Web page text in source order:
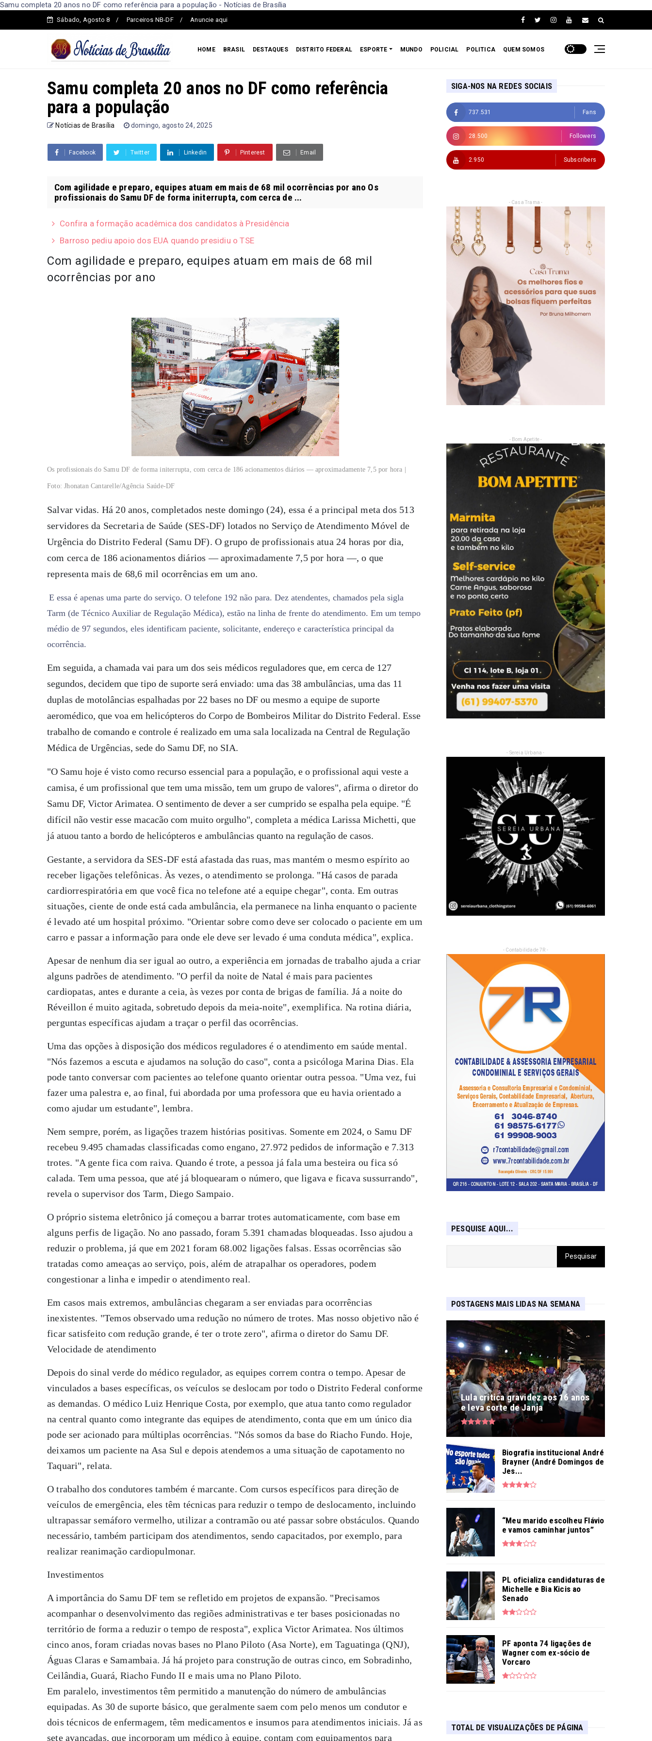
Samu completa 20 anos no DF como referência para a população - Notícias de Brasília
Sábado, Agosto 8 Parceiros NB-DF Anuncie aqui
HOME BRASIL DESTAQUES DISTRITO FEDERAL ESPORTE MUNDO POLICIAL POLITICA QUEM SOMOS
Samu completa 20 anos no DF como referência
para a população
Notícias de Brasília domingo, agosto 24, 2025
Facebook Twitter Linkedin Pinterest Email
Com agilidade e preparo, equipes atuam em mais de 68 mil ocorrências por ano Os
profissionais do Samu DF de forma initerrupta, com cerca de ...
Confira a formação acadêmica dos candidatos à Presidência
Barroso pediu apoio dos EUA quando presidiu o TSE
Com agilidade e preparo, equipes atuam em mais de 68 mil
ocorrências por ano
Os profissionais do Samu DF de forma initerrupta, com cerca de 186 acionamentos diários — aproximadamente 7,5 por hora |
Foto: Jhonatan Cantarelle/Agência Saúde-DF
Salvar vidas. Há 20 anos, completados neste domingo (24), essa é a principal meta dos 513
servidores da Secretaria de Saúde (SES-DF) lotados no Serviço de Atendimento Móvel de
Urgência do Distrito Federal (Samu DF). O grupo de profissionais atua 24 horas por dia,
com cerca de 186 acionamentos diários — aproximadamente 7,5 por hora —, o que
representa mais de 68,6 mil ocorrências em um ano.
E essa é apenas uma parte do serviço. O telefone 192 não para. Dez atendentes, chamados pela sigla
Tarm (de Técnico Auxiliar de Regulação Médica), estão na linha de frente do atendimento. Em um tempo
médio de 97 segundos, eles identificam paciente, solicitante, endereço e característica principal da
ocorrência.
Em seguida, a chamada vai para um dos seis médicos reguladores que, em cerca de 127
segundos, decidem que tipo de suporte será enviado: uma das 38 ambulâncias, uma das 11
duplas de motolâncias espalhadas por 22 bases no DF ou mesmo a equipe de suporte
aeromédico, que voa em helicópteros do Corpo de Bombeiros Militar do Distrito Federal. Esse
trabalho de comando e controle é realizado em uma sala localizada na Central de Regulação
Médica de Urgências, sede do Samu DF, no SIA.
"O Samu hoje é visto como recurso essencial para a população, e o profissional aqui veste a
camisa, é um profissional que tem uma missão, tem um grupo de valores", afirma o diretor do
Samu DF, Victor Arimatea. O sentimento de dever a ser cumprido se espalha pela equipe. "É
difícil não vestir esse macacão com muito orgulho", completa a médica Larissa Michetti, que
já atuou tanto a bordo de helicópteros e ambulâncias quanto na regulação de casos.
Gestante, a servidora da SES-DF está afastada das ruas, mas mantém o mesmo espírito ao
receber ligações telefônicas. Às vezes, o atendimento se prolonga. "Há casos de parada
cardiorrespiratória em que você fica no telefone até a equipe chegar", conta. Em outras
situações, ciente de onde está cada ambulância, ela permanece na linha enquanto o paciente
é levado até um hospital próximo. "Orientar sobre como deve ser colocado o paciente em um
carro e passar a informação para onde ele deve ser levado é uma conduta médica", explica.
Apesar de nenhum dia ser igual ao outro, a experiência em jornadas de trabalho ajuda a criar
alguns padrões de atendimento. "O perfil da noite de Natal é mais para pacientes
cardiopatas, antes e durante a ceia, às vezes por conta de brigas de família. Já a noite do
Réveillon é muito agitada, sobretudo depois da meia-noite", exemplifica. Na rotina diária,
perguntas específicas ajudam a traçar o perfil das ocorrências.
Uma das opções à disposição dos médicos reguladores é o atendimento em saúde mental.
"Nós fazemos a escuta e ajudamos na solução do caso", conta a psicóloga Marina Dias. Ela
pode tanto conversar com pacientes ao telefone quanto orientar outra pessoa. "Uma vez, fui
fazer uma palestra e, ao final, fui abordada por uma professora que eu havia orientado a
como ajudar um estudante", lembra.
Nem sempre, porém, as ligações trazem histórias positivas. Somente em 2024, o Samu DF
recebeu 9.495 chamadas classificadas como engano, 27.972 pedidos de informação e 7.313
trotes. "A gente fica com raiva. Quando é trote, a pessoa já fala uma besteira ou fica só
calada. Tem uma pessoa, que até já bloquearam o número, que ligava e ficava sussurrando",
revela o supervisor dos Tarm, Diego Sampaio.
O próprio sistema eletrônico já começou a barrar trotes automaticamente, com base em
alguns perfis de ligação. No ano passado, foram 5.391 chamadas bloqueadas. Isso ajudou a
reduzir o problema, já que em 2021 foram 68.002 ligações falsas. Essas ocorrências são
tratadas como ameaças ao serviço, pois, além de atrapalhar os operadores, podem
congestionar a linha e impedir o atendimento real.
Em casos mais extremos, ambulâncias chegaram a ser enviadas para ocorrências
inexistentes. "Temos observado uma redução no número de trotes. Mas nosso objetivo não é
ficar satisfeito com redução grande, é ter o trote zero", afirma o diretor do Samu DF.
Velocidade de atendimento
Depois do sinal verde do médico regulador, as equipes correm contra o tempo. Apesar de
vinculados a bases específicas, os veículos se deslocam por todo o Distrito Federal conforme
as demandas. O médico Luiz Henrique Costa, por exemplo, que atua tanto como regulador
na central quanto como integrante das equipes de atendimento, conta que em um único dia
pode ser acionado para múltiplas ocorrências. "Nós somos da base do Riacho Fundo. Hoje,
deixamos um paciente na Asa Sul e depois atendemos a uma situação de capotamento no
Taquari", relata.
O trabalho dos condutores também é marcante. Com cursos específicos para direção de
veículos de emergência, eles têm técnicas para reduzir o tempo de deslocamento, incluindo
ultrapassar semáforo vermelho, utilizar a contramão ou até passar sobre obstáculos. Quando
necessário, também participam dos atendimentos, sendo capacitados, por exemplo, para
realizar reanimação cardiopulmonar.
Investimentos
A importância do Samu DF tem se refletido em projetos de expansão. "Precisamos
acompanhar o desenvolvimento das regiões administrativas e ter bases posicionadas no
território de forma a reduzir o tempo de resposta", explica Victor Arimatea. Nos últimos
cinco anos, foram criadas novas bases no Plano Piloto (Asa Norte), em Taguatinga (QNJ),
Águas Claras e Samambaia. Já há projeto para construção de outras cinco, em Sobradinho,
Ceilândia, Guará, Riacho Fundo II e mais uma no Plano Piloto.
Em paralelo, investimentos têm permitido a manutenção do número de ambulâncias
equipadas. As 30 de suporte básico, que geralmente saem com pelo menos um condutor e
dois técnicos de enfermagem, têm medicamentos e insumos para atendimentos iniciais. Já as
sete avançadas, que incorporam um médico à equipe, contam com equipamentos para
SIGA-NOS NA REDES SOCIAIS
737.531 Fans
28.500 Followers
2.950 Subscribers
- Casa Trama -
- Bom Apetite -
- Sereia Urbana -
- Contabilidade 7R -
PESQUISE AQUI...
POSTAGENS MAIS LIDAS NA SEMANA
Lula critica gravidez aos 16 anos
e leva corte de Janja
Biografia institucional André
Brayner (André Domingos de
Jes...
“Meu marido escolheu Flávio
e vamos caminhar juntos”
PL oficializa candidaturas de
Michelle e Bia Kicis ao
Senado
PF aponta 74 ligações de
Wagner com ex-sócio de
Vorcaro
TOTAL DE VISUALIZAÇÕES DE PÁGINA